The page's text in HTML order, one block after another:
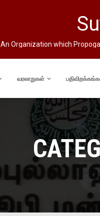
An Organization which
வரலாறுகள்